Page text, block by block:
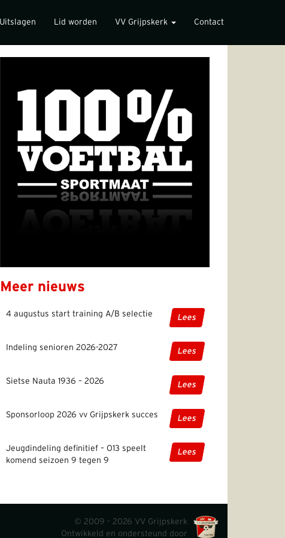
Uitslagen Lid worden VV Grijpskerk Contact
Meer nieuws
4 augustus start training A/B selectie Lees
Indeling senioren 2026-2027 Lees
Sietse Nauta 1936 – 2026 Lees
Sponsorloop 2026 vv Grijpskerk succes Lees
Jeugdindeling definitief – O13 speelt
komend seizoen 9 tegen 9
Lees
© 2009 - 2026 VV Grijpskerk
Ontwikkeld en ondersteund door